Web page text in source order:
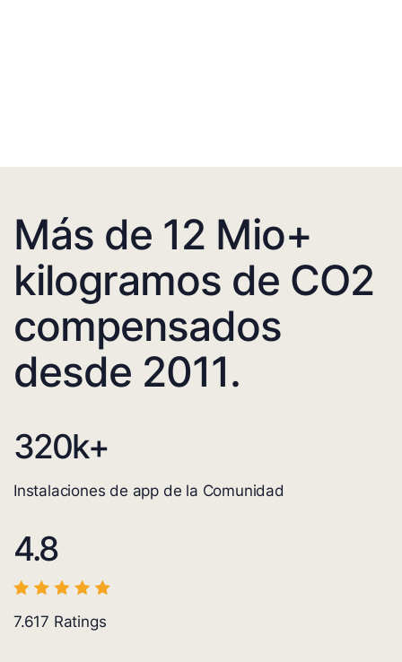
Más de 12 Mio+
kilogramos de CO2
compensados
desde 2011.
320k+
Instalaciones de app de la Comunidad
4.8
7.617 Ratings